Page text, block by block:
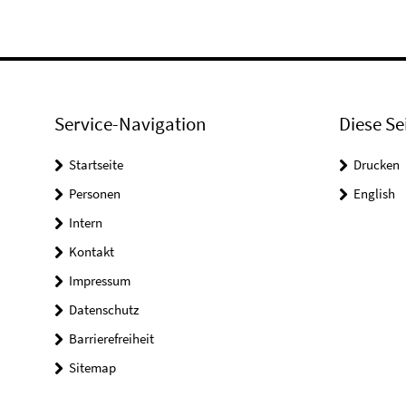
Service-Navigation
Startseite
Personen
Intern
Kontakt
Impressum
Datenschutz
Barrierefreiheit
Sitemap
Diese
Drucken
English